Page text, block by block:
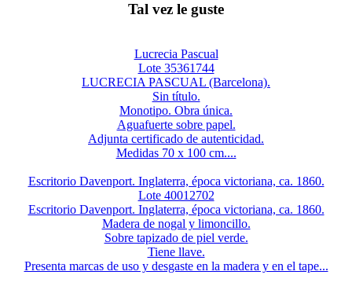
Tal vez le guste
Lucrecia Pascual
Lote 35361744
LUCRECIA PASCUAL (Barcelona).
Sin título.
Monotipo. Obra única.
Aguafuerte sobre papel.
Adjunta certificado de autenticidad.
Medidas 70 x 100 cm....
Escritorio Davenport. Inglaterra, época victoriana, ca. 1860.
Lote 40012702
Escritorio Davenport. Inglaterra, época victoriana, ca. 1860.
Madera de nogal y limoncillo.
Sobre tapizado de piel verde.
Tiene llave.
Presenta marcas de uso y desgaste en la madera y en el tape...